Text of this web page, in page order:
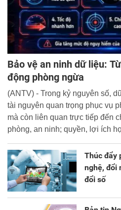
Bảo vệ an ninh dữ liệu:
động phòng ngừa
(ANTV) - Trong kỷ nguyên số,
tài nguyên quan trọng phục vụ
mà còn liên quan trực tiếp đến
phòng, an ninh; quyền, lợi ích
Thúc đẩy
nghệ, đổi
đổi số